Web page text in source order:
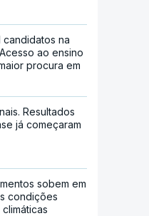
candidatos na
ao ensino
procura em
Resultados
já começaram
sobem em
condições